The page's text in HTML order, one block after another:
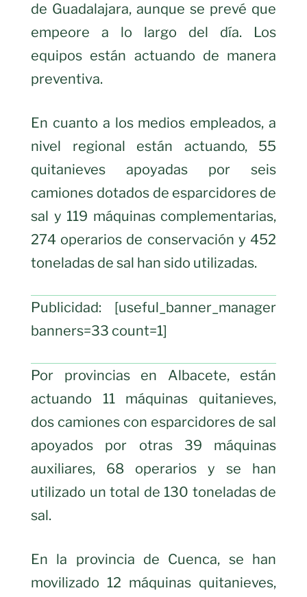
de Guadalajara, aunque se prevé que
empeore a lo largo del día. Los
equipos están actuando de manera
preventiva.
En cuanto a los medios empleados, a
nivel regional están actuando, 55
quitanieves apoyadas por seis
camiones dotados de esparcidores de
sal y 119 máquinas complementarias,
274 operarios de conservación y 452
toneladas de sal han sido utilizadas.
Publicidad: [useful_banner_manager
banners=33 count=1]
Por provincias en Albacete, están
actuando 11 máquinas quitanieves,
dos camiones con esparcidores de sal
apoyados por otras 39 máquinas
auxiliares, 68 operarios y se han
utilizado un total de 130 toneladas de
sal.
En la provincia de Cuenca, se han
movilizado 12 máquinas quitanieves,